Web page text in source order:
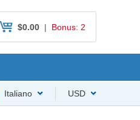
$0.00 | Bonus: 2
USD
Italiano